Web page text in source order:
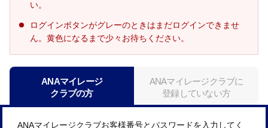
い。
ログインボタンがグレーのときはまだログインできませ
ん。黄色になるまで少々お待ちください。
ANAマイレージ
クラブの方
ANAマイレージクラブに
登録していない方
ANAマイレージクラブお客様番号とパスワードを入力してく